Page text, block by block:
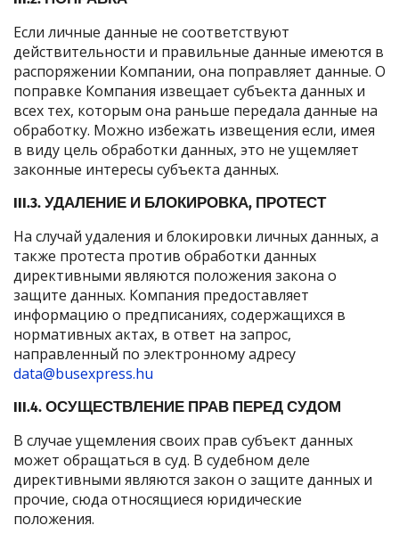
Если личные данные не соответствуют
действительности и правильные данные имеются в
распоряжении Компании, она поправляет данные. О
поправке Компания извещает субъекта данных и
всех тех, которым она раньше передала данные на
обработку. Можно избежать извещения если, имея
в виду цель обработки данных, это не ущемляет
законные интересы субъекта данных.
III.3. УДАЛЕНИЕ И БЛОКИРОВКА, ПРОТЕСТ
На случай удаления и блокировки личных данных, а
также протеста против обработки данных
директивными являются положения закона о
защите данных. Компания предоставляет
информацию о предписаниях, содержащихся в
нормативных актах, в ответ на запрос,
направленный по электронному адресу
data@busexpress.hu
III.4. ОСУЩЕСТВЛЕНИЕ ПРАВ ПЕРЕД СУДОМ
В случае ущемления своих прав субъект данных
может обращаться в суд. В судебном деле
директивными являются закон о защите данных и
прочие, сюда относящиеся юридические
положения.